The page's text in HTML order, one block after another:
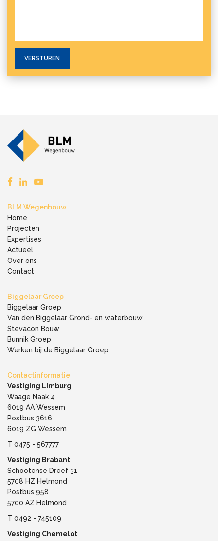
BLM Wegenbouw
Home
Projecten
Expertises
Actueel
Over ons
Contact
Biggelaar Groep
Biggelaar Groep
Van den Biggelaar Grond- en waterbouw
Stevacon Bouw
Bunnik Groep
Werken bij de Biggelaar Groep
Contactinformatie
Vestiging Limburg
Waage Naak 4
6019 AA Wessem
Postbus 3616
6019 ZG Wessem
T 0475 - 567777
Vestiging Brabant
Schootense Dreef 31
5708 HZ Helmond
Postbus 958
5700 AZ Helmond
T 0492 - 745109
Vestiging Chemelot